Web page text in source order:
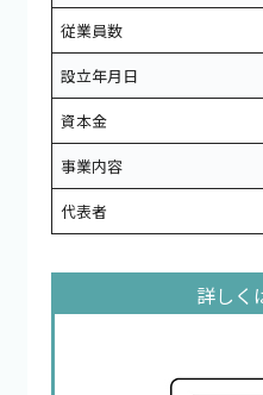
従業員数
設立年月日
資本金
事業内容
代表者